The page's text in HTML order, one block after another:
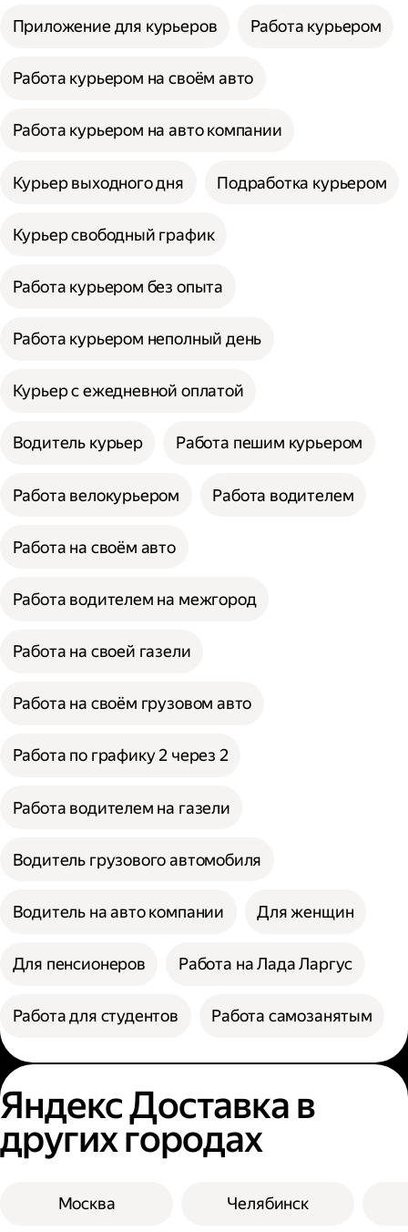
Приложение для курьеров Работа курьером
Работа курьером на своём авто
Работа курьером на авто компании
Курьер выходного дня Подработка курьером
Курьер свободный график
Работа курьером без опыта
Работа курьером неполный день
Курьер с ежедневной оплатой
Водитель курьер Работа пешим курьером
Работа велокурьером Работа водителем
Работа на своём авто
Работа водителем на межгород
Работа на своей газели
Работа на своём грузовом авто
Работа по графику 2 через 2
Работа водителем на газели
Водитель грузового автомобиля
Водитель на авто компании Для женщин
Для пенсионеров Работа на Лада Ларгус
Работа для студентов Работа самозанятым
Яндекс Доставка в
других городах
Москва Челябинск